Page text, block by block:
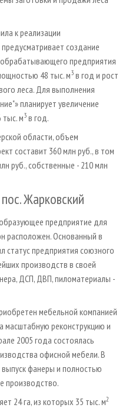
к реализации
создание
предприятия
48 тыс. м3 в год и рост
леса. Для выполнения
планирует увеличение
тыс. м3 в год.
области, объем
составит 360 млн руб., в том
руб., собственные - 210 млн
Жарковский
предприятие для
расположен. Основанный в
статус предприятия союзного
производств в своей
ДСП, ДВП, пиломатериалы -
мебельной компанией
масштабную реконструкцию и
2005 года состоялась
офисной мебели. В
фанеры и полностью
производство.
24 га, из которых 35 тыс. м2